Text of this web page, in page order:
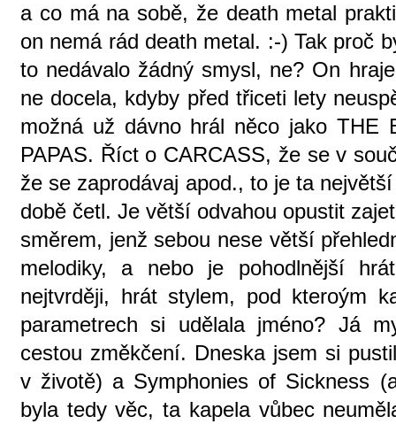
a co má na sobě, že death metal
on nemá rád death metal. :-) Tak proč
to nedávalo žádný smysl, ne? On
ne docela, kdyby před třiceti lety
možná už dávno hrál něco jako THE
PAPAS. Říct o CARCASS, že se v
že se zaprodávaj apod., to je ta
době četl. Je větší odvahou opustit
směrem, jenž sebou nese větší
melodiky, a nebo je pohodlnější
nejtvrději, hrát stylem, pod kteroým
parametrech si udělala jméno? Já
cestou změkčení. Dneska jsem si
v životě) a Symphonies of Sickness
byla tedy věc, ta kapela vůbec